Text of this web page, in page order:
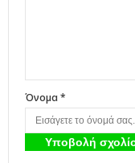
Όνομα *